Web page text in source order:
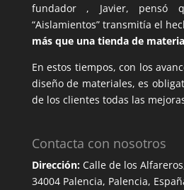
fundador , Javier, pensó
“Aislamientos” transmitía el
más que una tienda de
En estos tiempos, con los
diseño de materiales, es
de los clientes todas las
Contacta con nosotros
Dirección:Calle de los
34004 Palencia, Palencia,